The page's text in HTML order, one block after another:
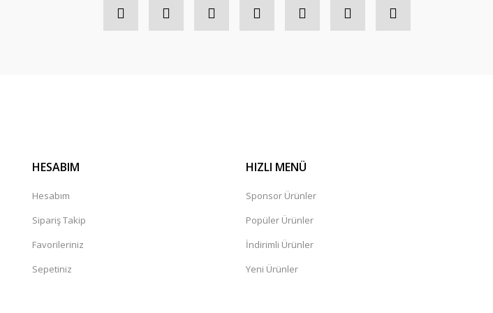
HESABIM
Hesabım
Sipariş Takip
Favorileriniz
Sepetiniz
HIZLI MENÜ
Sponsor Ürünler
Popüler Ürünler
İndirimli Ürünler
Yeni Ürünler